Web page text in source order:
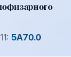
5A70.0